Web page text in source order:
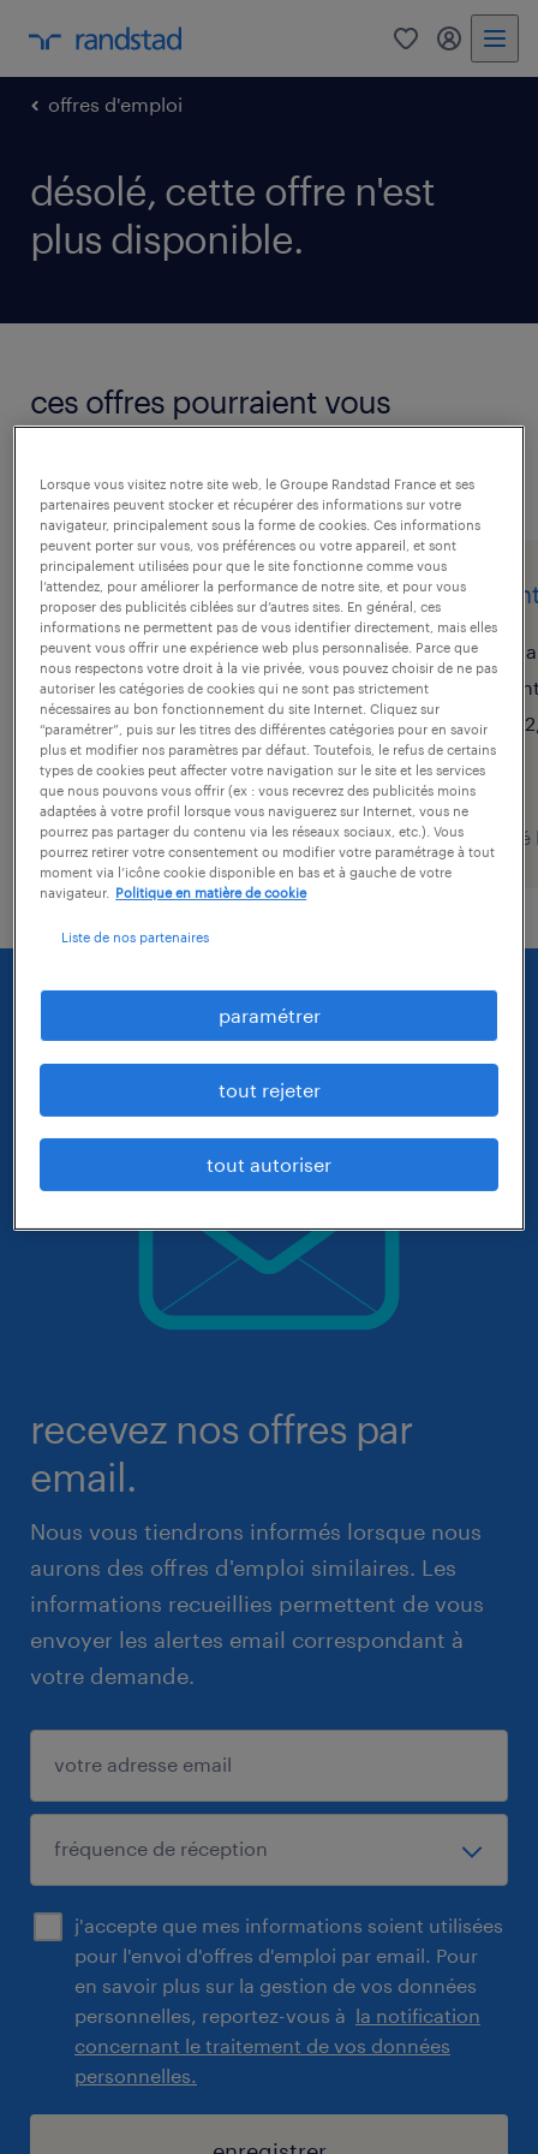
0 mon
offres d'emploi
désolé, cette offre n'est
plus disponible.
ces offres pourraient vous
intéresser.
voir toutes les offres
agent de fabrication (f/h)
grenoble, isère
intérim
12,31 € par heure
publié le 31 juillet 2026
recevez nos offres par
email.
Nous vous tiendrons informés lorsque nous
aurons des offres d'emploi similaires. Les
informations recueillies permettent de vous
envoyer les alertes email correspondant à
votre demande.
j'accepte que mes informations soient utilisées
pour l'envoi d'offres d'emploi par email. Pour
en savoir plus sur la gestion de vos données
personnelles, reportez-vous à la notification
concernant le traitement de vos données
personnelles.
Lorsque vous visitez notre site web, le Groupe Randstad France et ses
partenaires peuvent stocker et récupérer des informations sur votre
navigateur, principalement sous la forme de cookies. Ces informations
peuvent porter sur vous, vos préférences ou votre appareil, et sont
principalement utilisées pour que le site fonctionne comme vous
l’attendez, pour améliorer la performance de notre site, et pour vous
proposer des publicités ciblées sur d’autres sites. En général, ces
informations ne permettent pas de vous identifier directement, mais elles
peuvent vous offrir une expérience web plus personnalisée. Parce que
nous respectons votre droit à la vie privée, vous pouvez choisir de ne pas
autoriser les catégories de cookies qui ne sont pas strictement
nécessaires au bon fonctionnement du site Internet. Cliquez sur
“paramétrer”, puis sur les titres des différentes catégories pour en savoir
plus et modifier nos paramètres par défaut. Toutefois, le refus de certains
types de cookies peut affecter votre navigation sur le site et les services
que nous pouvons vous offrir (ex : vous recevrez des publicités moins
adaptées à votre profil lorsque vous naviguerez sur Internet, vous ne
pourrez pas partager du contenu via les réseaux sociaux, etc.). Vous
pourrez retirer votre consentement ou modifier votre paramétrage à tout
moment via l’icône cookie disponible en bas et à gauche de votre
navigateur.
Politique en matière de cookie
Liste de nos partenaires
paramétrer
tout rejeter
tout autoriser